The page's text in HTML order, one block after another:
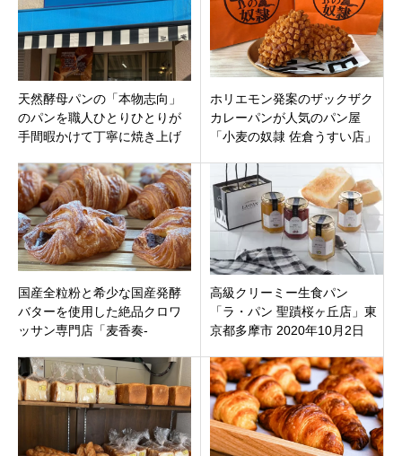
天然酵母パンの「本物志向」
のパンを職人ひとりひとりが
手間暇かけて丁寧に焼き上げ
区姫島
ホリエモン発案のザックザク
カレーパンが人気のパン屋
「小麦の奴隷 佐倉うすい店」
日オープン
国産全粒粉と希少な国産発酵
バターを使用した絶品クロワ
ッサン専門店「麦香奏-
屋市東区東桜に12月4日オープ
ン。
高級クリーミー生食パン
「ラ・パン 聖蹟桜ヶ丘店」東
京都多摩市 2020年10月2日